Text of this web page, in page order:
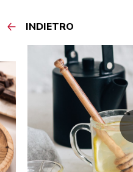
INDIETRO